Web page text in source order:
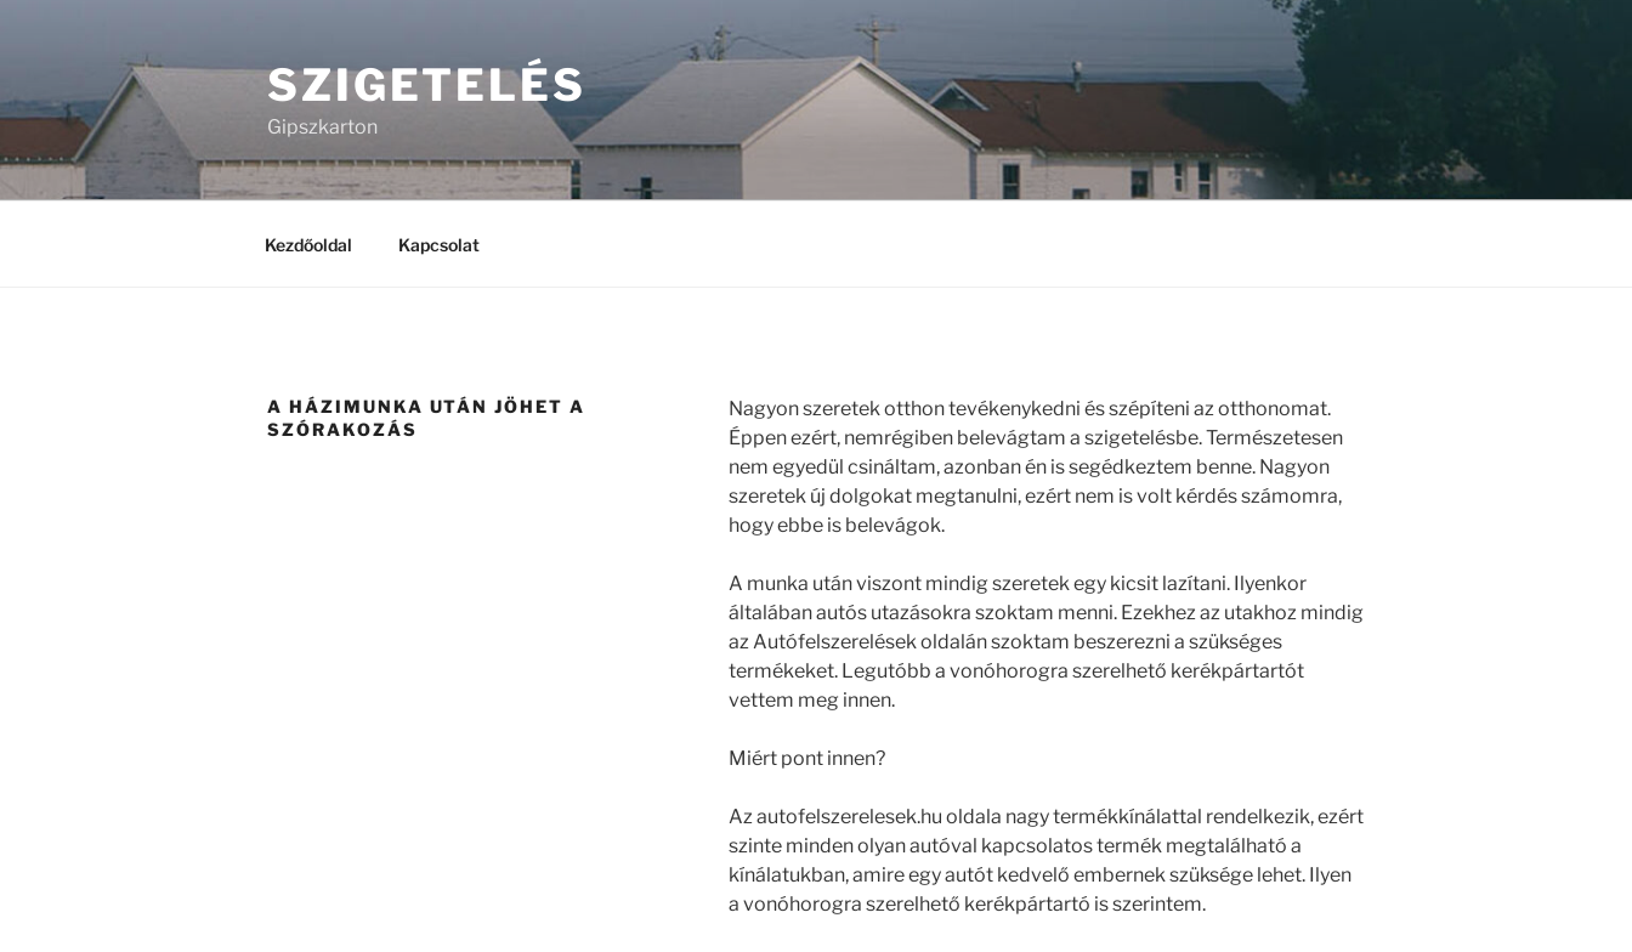
SZIGETELÉS
Gipszkarton
Kezdőoldal Kapcsolat
A HÁZIMUNKA UTÁN JÖHET A
SZÓRAKOZÁS
Nagyon szeretek otthon tevékenykedni és szépíteni az otthonomat.
Éppen ezért, nemrégiben belevágtam a szigetelésbe. Természetesen
nem egyedül csináltam, azonban én is segédkeztem benne. Nagyon
szeretek új dolgokat megtanulni, ezért nem is volt kérdés számomra,
hogy ebbe is belevágok.
A munka után viszont mindig szeretek egy kicsit lazítani. Ilyenkor
általában autós utazásokra szoktam menni. Ezekhez az utakhoz mindig
az Autófelszerelések oldalán szoktam beszerezni a szükséges
termékeket. Legutóbb a vonóhorogra szerelhető kerékpártartót
vettem meg innen.
Miért pont innen?
Az autofelszerelesek.hu oldala nagy termékkínálattal rendelkezik, ezért
szinte minden olyan autóval kapcsolatos termék megtalálható a
kínálatukban, amire egy autót kedvelő embernek szüksége lehet. Ilyen
a vonóhorogra szerelhető kerékpártartó is szerintem.